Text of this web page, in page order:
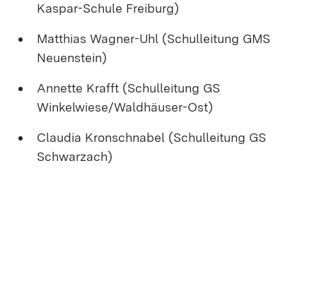
Kaspar-Schule Freiburg)
Matthias Wagner-Uhl (Schulleitung GMS
Neuenstein)
Annette Krafft (Schulleitung GS
Winkelwiese/Waldhäuser-Ost)
Claudia Kronschnabel (Schulleitung GS
Schwarzach)